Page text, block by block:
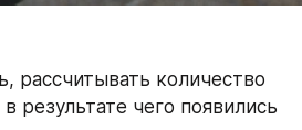
рассчитывать количество
результате чего появились